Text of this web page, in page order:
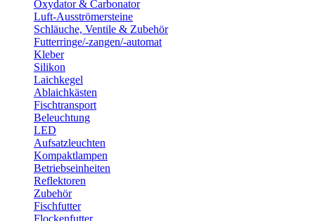
Oxydator & Carbonator
Luft-Ausströmersteine
Schläuche, Ventile & Zubehör
Futterringe/-zangen/-automat
Kleber
Silikon
Laichkegel
Ablaichkästen
Fischtransport
Beleuchtung
LED
Aufsatzleuchten
Kompaktlampen
Betriebseinheiten
Reflektoren
Zubehör
Fischfutter
Flockenfutter